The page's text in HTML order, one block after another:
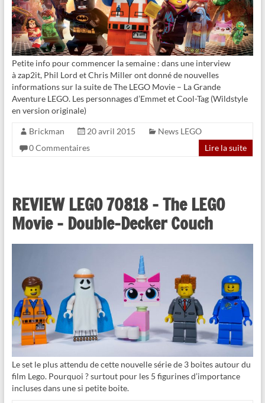
Petite info pour commencer la semaine : dans une interview
à zap2it, Phil Lord et Chris Miller ont donné de nouvelles
informations sur la suite de The LEGO Movie – La Grande
Aventure LEGO. Les personnages d’Emmet et Cool-Tag (Wildstyle
en version originale)
Brickman 20 avril 2015
News LEGO
0 Commentaires
Lire la suite
REVIEW LEGO 70818 – The LEGO
Movie – Double-Decker Couch
Le set le plus attendu de cette nouvelle série de 3 boites autour du
film Lego. Pourquoi ? surtout pour les 5 figurines d’importance
incluses dans une si petite boite.